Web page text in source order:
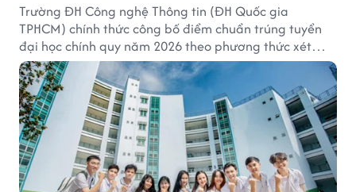
Trường ĐH Công nghệ Thông tin (ĐH Quốc gia
TPHCM) chính thức công bố điểm chuẩn trúng tuyển
đại học chính quy năm 2026 theo phương thức xét
tuyển tổng hợp.